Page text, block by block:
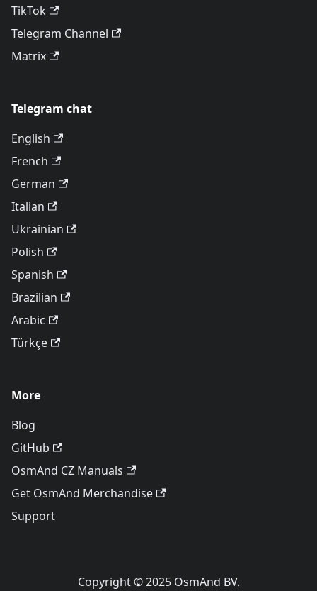
TikTok
Telegram Channel
Matrix
Telegram chat
English
French
German
Italian
Ukrainian
Polish
Spanish
Brazilian
Arabic
Türkçe
More
Blog
GitHub
OsmAnd CZ Manuals
Get OsmAnd Merchandise
Support
Copyright © 2025 OsmAnd BV.